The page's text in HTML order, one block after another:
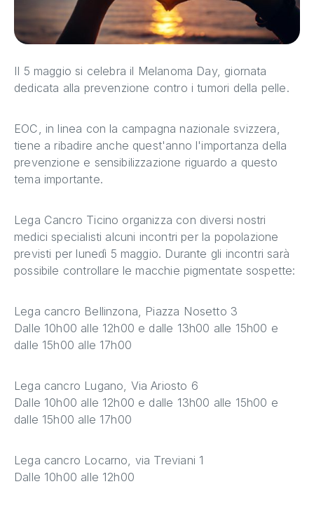
Il 5 maggio si celebra il Melanoma Day, giornata
dedicata alla prevenzione contro i tumori della pelle.
EOC, in linea con la campagna nazionale svizzera,
tiene a ribadire anche quest'anno l'importanza della
prevenzione e sensibilizzazione riguardo a questo
tema importante.
Lega Cancro Ticino organizza con diversi nostri
medici specialisti alcuni incontri per la popolazione
previsti per lunedì 5 maggio. Durante gli incontri sarà
possibile controllare le macchie pigmentate sospette:
Lega cancro Bellinzona, Piazza Nosetto 3
Dalle 10h00 alle 12h00 e dalle 13h00 alle 15h00 e
dalle 15h00 alle 17h00
Lega cancro Lugano, Via Ariosto 6
Dalle 10h00 alle 12h00 e dalle 13h00 alle 15h00 e
dalle 15h00 alle 17h00
Lega cancro Locarno, via Treviani 1
Dalle 10h00 alle 12h00